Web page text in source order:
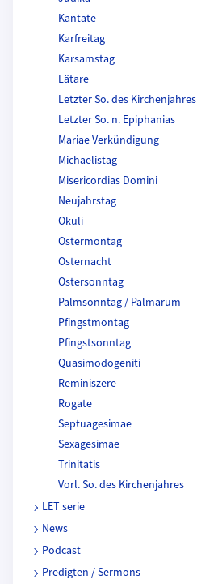
Kantate
Karfreitag
Karsamstag
Lätare
Letzter So. des Kirchenjahres
Letzter So. n. Epiphanias
Mariae Verkündigung
Michaelistag
Misericordias Domini
Neujahrstag
Okuli
Ostermontag
Osternacht
Ostersonntag
Palmsonntag / Palmarum
Pfingstmontag
Pfingstsonntag
Quasimodogeniti
Reminiszere
Rogate
Septuagesimae
Sexagesimae
Trinitatis
Vorl. So. des Kirchenjahres
LET serie
News
Podcast
Predigten / Sermons